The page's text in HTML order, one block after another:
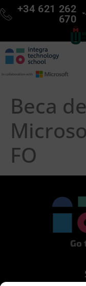
+34 621 262
670
Beca
FO
Go